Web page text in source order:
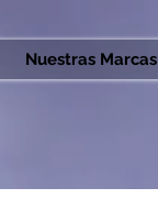
Nuestras Marcas